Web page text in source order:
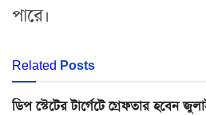
পারে।
Related Posts
ডিপ স্টেটের টার্গেটে গ্রেফতার হবেন